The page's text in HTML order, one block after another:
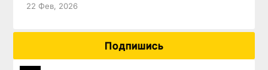
22 Фев, 2026
Подпишись